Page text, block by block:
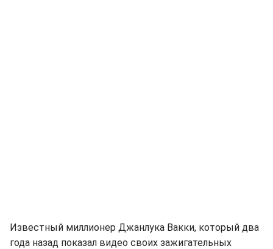
Известный миллионер Джанлука Вакки, который два
года назад показал видео своих зажигательных